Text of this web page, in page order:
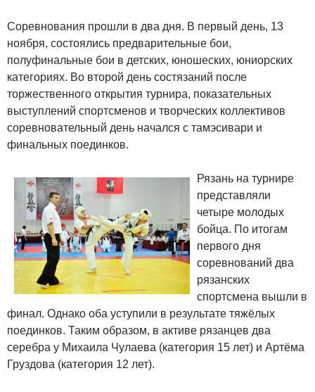
Соревнования прошли в два дня. В первый день, 13
ноября, состоялись предварительные бои,
полуфинальные бои в детских, юношеских, юниорских
категориях. Во второй день состязаний после
торжественного открытия турнира, показательных
выступлений спортсменов и творческих коллективов
соревновательный день начался с тамэсивари и
финальных поединков.
Рязань на турнире
представляли
четыре молодых
бойца. По итогам
первого дня
соревнований два
рязанских
спортсмена вышли в
финал. Однако оба уступили в результате тяжёлых
поединков. Таким образом, в активе рязанцев два
серебра у Михаила Чулаева (категория 15 лет) и Артёма
Груздова (категория 12 лет).